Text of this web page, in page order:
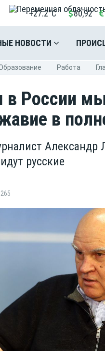
+27.2°C 80,92
НОВОСТИ
Pабота
в России
в
Александр
русские
265